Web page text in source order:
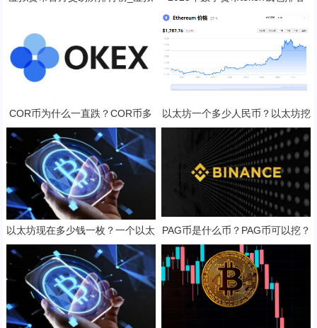
COR币为什么一直跌？COR币多
少钱一枚？
以太坊一个多少人民币？以太坊挖
矿一天收益多少？
以太坊现在多少钱一枚？一个以太
坊币值多少人民币？
PAG币是什么币？PAG币可以挖？